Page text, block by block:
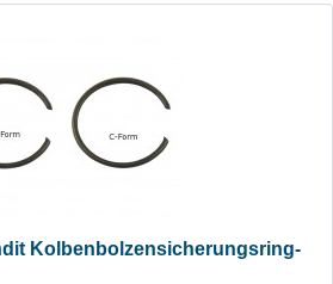
Kolbenbolzensicherungsring-